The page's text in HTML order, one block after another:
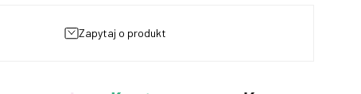
zapytaj o produkt